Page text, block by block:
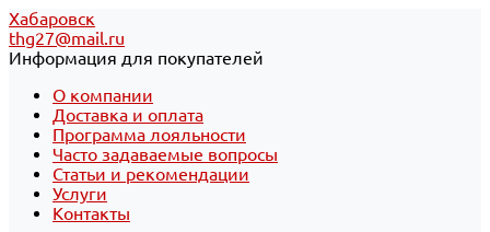
Хабаровск
thg27@mail.ru
Информация для покупателей
О компании
Доставка и оплата
Программа лояльности
Часто задаваемые вопросы
Статьи и рекомендации
Услуги
Контакты